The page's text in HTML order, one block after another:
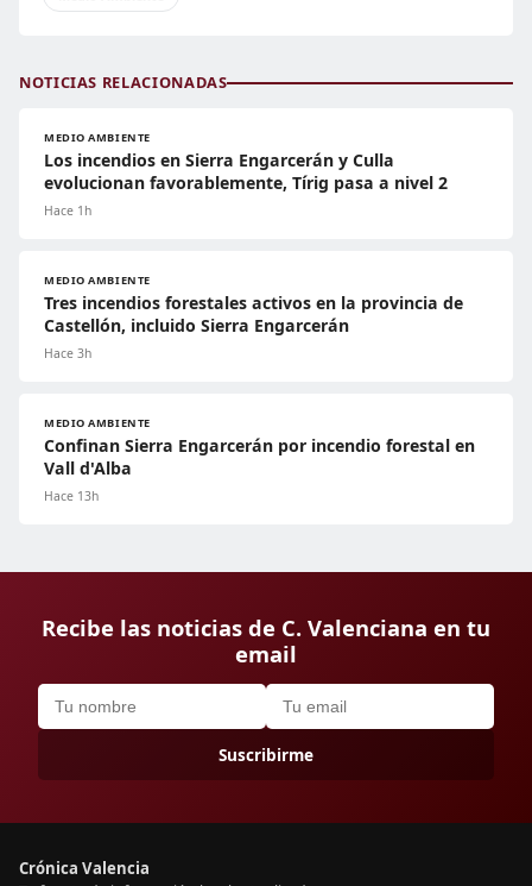
NOTICIAS RELACIONADAS
MEDIO AMBIENTE
Los incendios en Sierra Engarcerán y Culla
evolucionan favorablemente, Tírig pasa a nivel 2
Hace 1h
MEDIO AMBIENTE
Tres incendios forestales activos en la provincia de
Castellón, incluido Sierra Engarcerán
Hace 3h
MEDIO AMBIENTE
Confinan Sierra Engarcerán por incendio forestal en
Vall d'Alba
Hace 13h
Recibe las noticias de C. Valenciana en tu
email
Suscribirme
Crónica Valencia